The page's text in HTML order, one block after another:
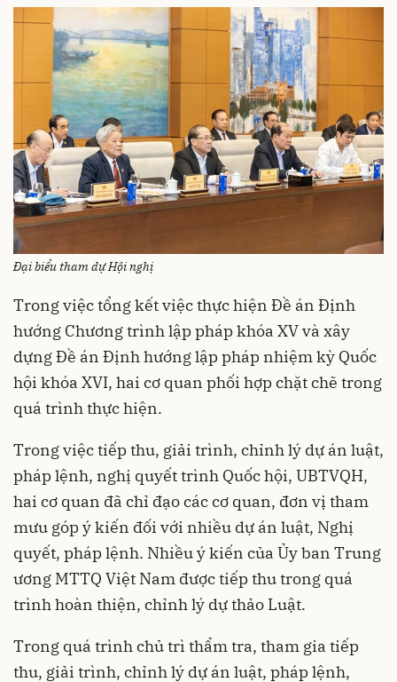
Đại biểu tham dự Hội nghị
Trong việc tổng kết việc thực hiện Đề án Định
hướng Chương trình lập pháp khóa XV và xây
dựng Đề án Định hướng lập pháp nhiệm kỳ Quốc
hội khóa XVI, hai cơ quan phối hợp chặt chẽ trong
quá trình thực hiện.
Trong việc tiếp thu, giải trình, chỉnh lý dự án luật,
pháp lệnh, nghị quyết trình Quốc hội, UBTVQH,
hai cơ quan đã chỉ đạo các cơ quan, đơn vị tham
mưu góp ý kiến đối với nhiều dự án luật, Nghị
quyết, pháp lệnh. Nhiều ý kiến của Ủy ban Trung
ương MTTQ Việt Nam được tiếp thu trong quá
trình hoàn thiện, chỉnh lý dự thảo Luật.
Trong quá trình chủ trì thẩm tra, tham gia tiếp
thu, giải trình, chỉnh lý dự án luật, pháp lệnh,